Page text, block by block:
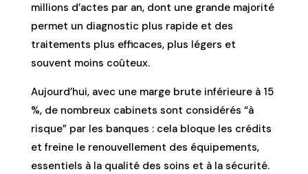
millions d’actes par an, dont une grande majorité
permet un diagnostic plus rapide et des
traitements plus efficaces, plus légers et
souvent moins coûteux.
Aujourd’hui, avec une marge brute inférieure à 15
%, de nombreux cabinets sont considérés “à
risque” par les banques : cela bloque les crédits
et freine le renouvellement des équipements,
essentiels à la qualité des soins et à la sécurité.